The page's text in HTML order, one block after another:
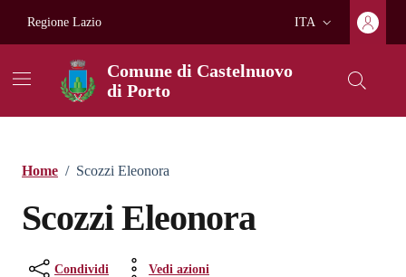
Regione Lazio
Lingua attiva:
ITA
Comune di Castelnuovo
di Porto
Home / Scozzi Eleonora
Scozzi Eleonora
Condividi Vedi azioni